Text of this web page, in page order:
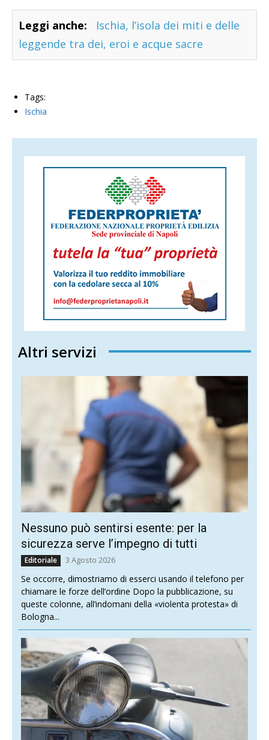
Leggi anche:
Ischia, l’isola dei miti e delle
leggende tra dei, eroi e acque sacre
Tags:
Ischia
Altri servizi
Nessuno può sentirsi esente: per la
sicurezza serve l’impegno di tutti
Editoriale 3 Agosto 2026
Se occorre, dimostriamo di esserci usando il telefono per
chiamare le forze dell’ordine Dopo la pubblicazione, su
queste colonne, all’indomani della «violenta protesta» di
Bologna...